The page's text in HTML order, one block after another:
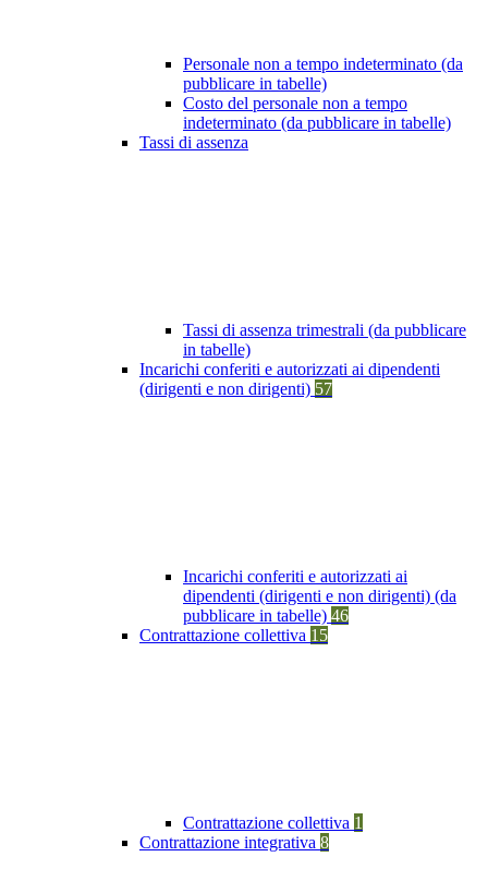
Personale non a tempo indeterminato (da
pubblicare in tabelle)
Costo del personale non a tempo
indeterminato (da pubblicare in tabelle)
Tassi di assenza
Tassi di assenza trimestrali (da pubblicare
in tabelle)
Incarichi conferiti e autorizzati ai dipendenti
(dirigenti e non dirigenti) 57
Incarichi conferiti e autorizzati ai
dipendenti (dirigenti e non dirigenti) (da
pubblicare in tabelle) 46
Contrattazione collettiva 15
Contrattazione collettiva 1
Contrattazione integrativa 8